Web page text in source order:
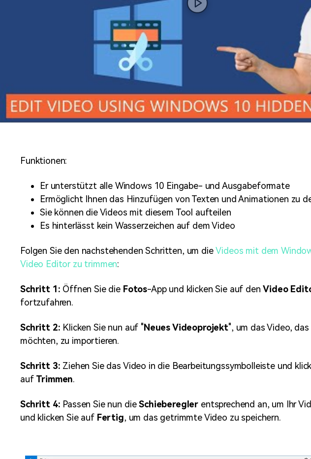
Funktionen:
Er unterstützt alle Windows 10 Eingabe- und Ausgabeformate
Ermöglicht Ihnen das Hinzufügen von Texten und Animationen zu
Sie können die Videos mit diesem Tool aufteilen
Es hinterlässt kein Wasserzeichen auf dem Video
Folgen Sie den nachstehenden Schritten, um die Videos mit dem
Video Editor zu trimmen:
Schritt 1: Öffnen Sie die Fotos-App und klicken Sie auf den Video
fortzufahren.
Schritt 2: Klicken Sie nun auf "Neues Videoprojekt", um das Video,
möchten, zu importieren.
Schritt 3: Ziehen Sie das Video in die Bearbeitungssymbolleiste und
auf Trimmen.
Schritt 4: Passen Sie nun die Schieberegler entsprechend an, um Ihr
und klicken Sie auf Fertig, um das getrimmte Video zu speichern.